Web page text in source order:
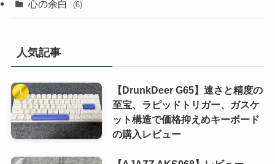
(1)
(1)
(1)
(1)
(1)
心の余白 (6)
人気記事
【DrunkDeer G65】速さと精度の
至宝、ラピッドトリガー、ガスケ
ット構造で価格抑えめキーボード
の購入レビュー